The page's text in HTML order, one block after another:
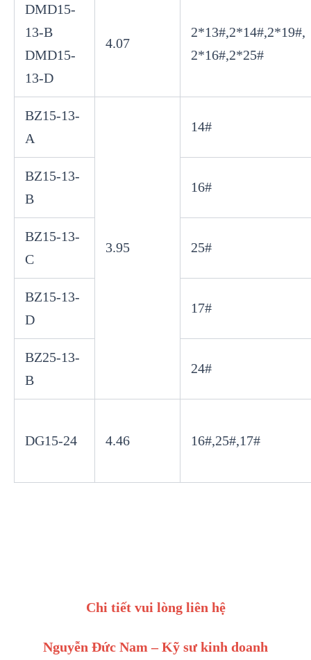
DMD15-
13-B
DMD15-
13-D
4.07
2*13#,2*14#,2*19#,
2*16#,2*25#
BZ15-13-
A
3.95
14#
BZ15-13-
B
16#
BZ15-13-
C
25#
BZ15-13-
D
17#
BZ25-13-
B
24#
DG15-24 4.46 16#,25#,17#
Chi tiết vui lòng liên hệ
Nguyễn Đức Nam – Kỹ sư kinh doanh